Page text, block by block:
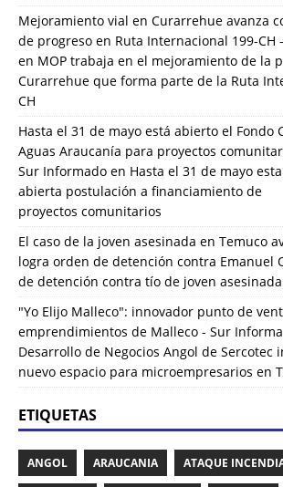
Mejoramiento vial en Curarrehue avanza
de progreso en Ruta Internacional 199-CH
en MOP trabaja en el mejoramiento de la
Curarrehue que forma parte de la Ruta
CH
Hasta el 31 de mayo está abierto el Fondo
Aguas Araucanía para proyectos
Sur Informado en Hasta el 31 de mayo
abierta postulación a financiamiento de
proyectos comunitarios
El caso de la joven asesinada en Temuco
logra orden de detención contra Emanuel
de detención contra tío de joven
"Yo Elijo Malleco": innovador punto de
emprendimientos de Malleco - Sur
Desarrollo de Negocios Angol de Sercotec
nuevo espacio para microempresarios en
ETIQUETAS
ANGOL ARAUCANIA ATAQUE